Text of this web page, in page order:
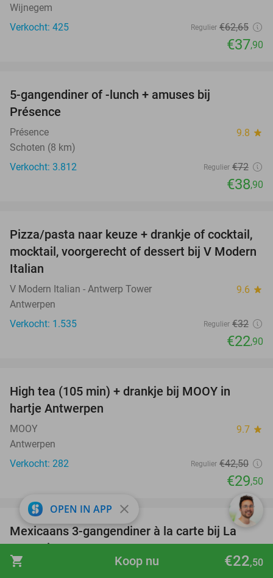
shopping_cart €22,50
Koop nu
Wijnegem
Verkocht: 425
Regulier €62,65
€37,90
5-gangendiner of -lunch + amuses bij
Présence
Présence 9.8 star
Schoten (8 km)
Verkocht: 3.812
Regulier €72
€38,90
28%
Pizza/pasta naar keuze + drankje of cocktail,
mocktail, voorgerecht of dessert bij V Modern
Italian
V Modern Italian - Antwerp Tower 9.6 star
Antwerpen
Verkocht: 1.535
Regulier €32
€22,90
High tea (105 min) + drankje bij MOOY in
hartje Antwerpen
MOOY 9.7 star
Antwerpen
Verkocht: 282
Regulier €42,50
€29,50
32%
favorite_border
Mexicaans 3-gangendiner à la carte bij La
Taqueria Antwerpen
La Taqueria 8.5star
OPEN IN APP close